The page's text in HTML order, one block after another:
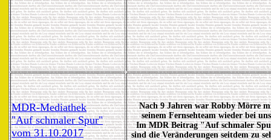
MDR-Mediathek
"Auf schmaler Spur"
vom 31.10.2017
Nach 9 Jahren war Robby Mörre
seinem Fernsehteam wieder bei
Im MDR Beitrag "Auf schmaler
sind die Veränderungen seitdem zu